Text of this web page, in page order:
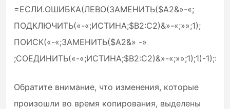
=ЕСЛИ.ОШИБКА(ЛЕВО(ЗАМЕНИТЬ($A2&»-«;
ПОДКЛЮЧИТЬ(«-«;ИСТИНА;$B2:C2)&»-«;»»;1);
ПОИСК(«-«;ЗАМЕНИТЬ($A2&» -»
;СОЕДИНИТЬ(«-«;ИСТИНА;$B2:C2)&»-«;»»;1);1)-1);»»)
Обратите внимание, что изменения, которые
произошли во время копирования, выделены